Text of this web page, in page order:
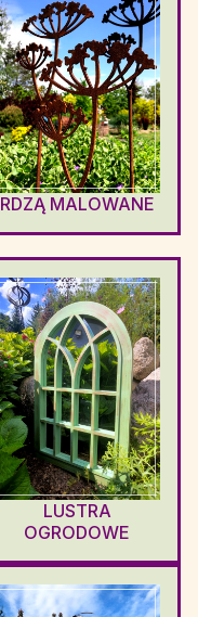
RDZĄ MALOWANE
LUSTRA
OGRODOWE